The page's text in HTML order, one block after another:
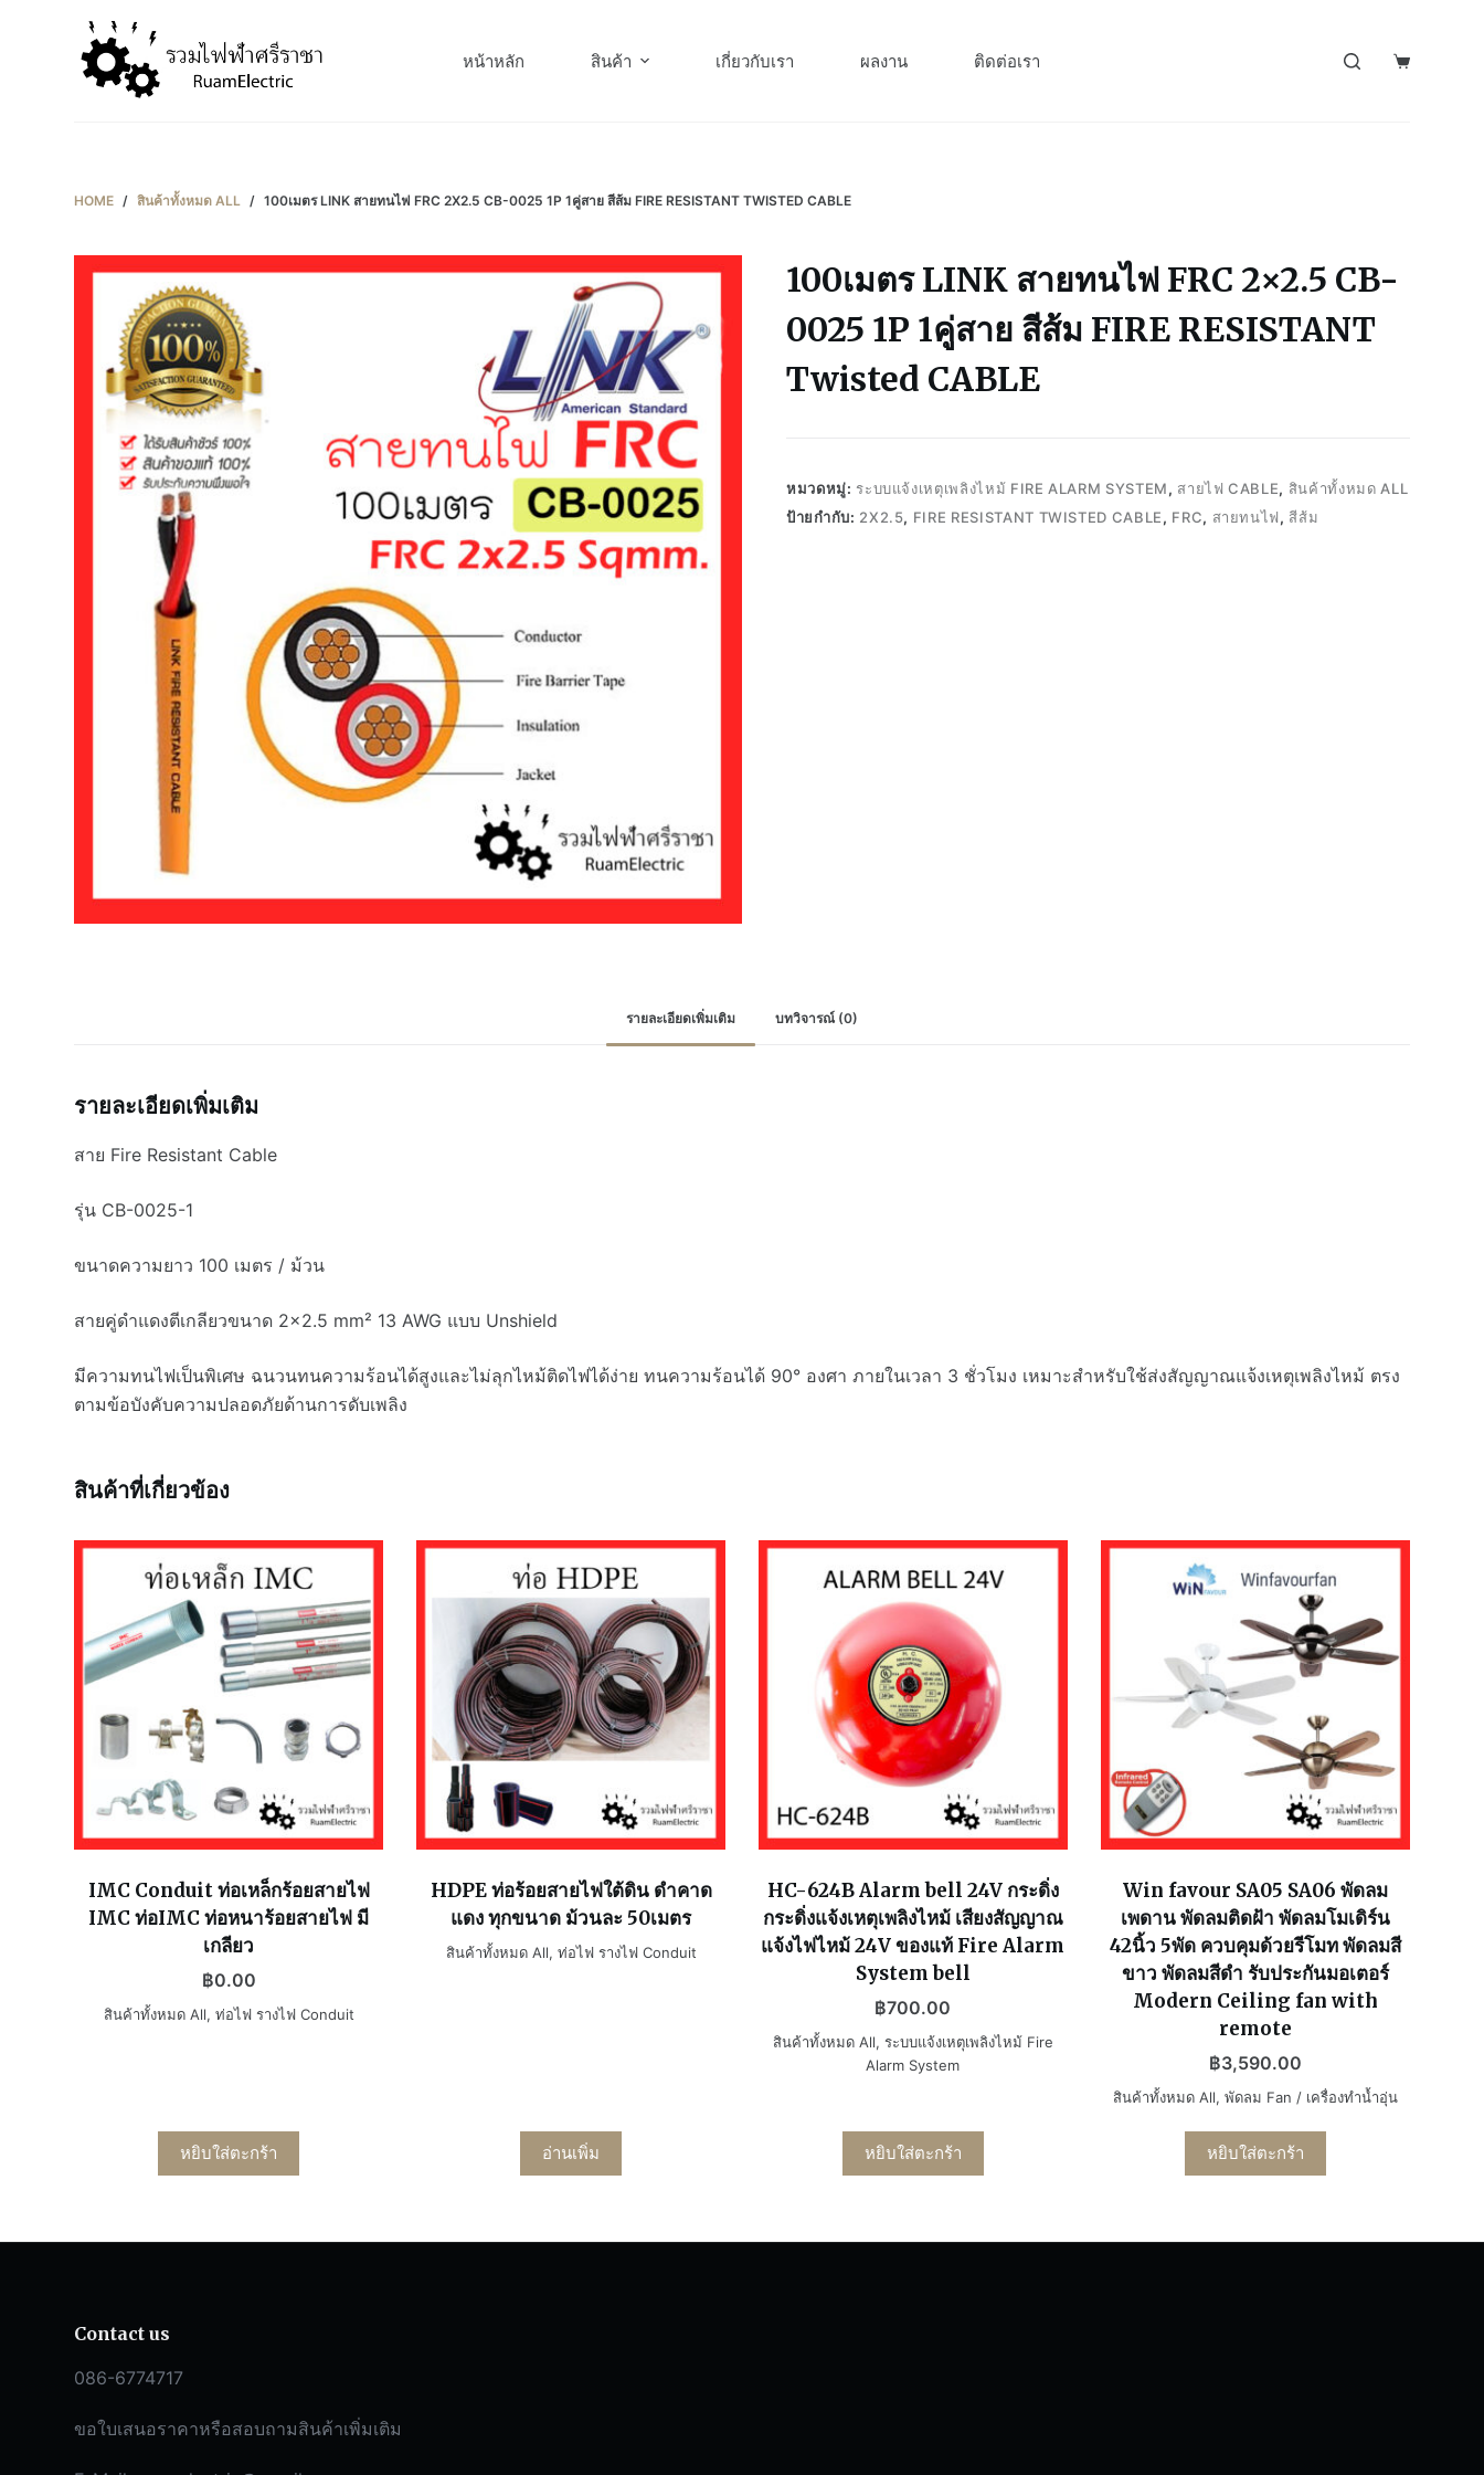
หน้าหลัก สินค้า เกี่ยวกับเรา ผลงาน ติดต่อเรา
HOME / สินค้าทั้งหมด ALL / 100เมตร LINK สายทนไฟ FRC 2X2.5 CB-0025 1P 1คู่สาย สีส้ม FIRE RESISTANT TWISTED CABLE
100เมตร LINK สายทนไฟ FRC 2×2.5 CB-
0025 1P 1คู่สาย สีส้ม FIRE RESISTANT
Twisted CABLE
หมวดหมู่: ระบบแจ้งเหตุเพลิงไหม้ FIRE ALARM SYSTEM, สายไฟ CABLE, สินค้าทั้งหมด ALL
ป้ายกำกับ: 2X2.5, FIRE RESISTANT TWISTED CABLE, FRC, สายทนไฟ, สีส้ม
รายละเอียดเพิ่มเติม บทวิจารณ์ (0)
รายละเอียดเพิ่มเติม
สาย Fire Resistant Cable
รุ่น CB-0025-1
ขนาดความยาว 100 เมตร / ม้วน
สายคู่ดำแดงตีเกลียวขนาด 2×2.5 mm² 13 AWG แบบ Unshield
มีความทนไฟเป็นพิเศษ ฉนวนทนความร้อนได้สูงและไม่ลุกไหม้ติดไฟได้ง่าย ทนความร้อนได้ 90° องศา ภายในเวลา 3 ชั่วโมง เหมาะสำหรับใช้ส่งสัญญาณแจ้งเหตุเพลิงไหม้ ตรง
ตามข้อบังคับความปลอดภัยด้านการดับเพลิง
สินค้าที่เกี่ยวข้อง
IMC Conduit ท่อเหล็กร้อยสายไฟ
IMC ท่อIMC ท่อหนาร้อยสายไฟ มี
เกลียว
฿0.00
สินค้าทั้งหมด All, ท่อไฟ รางไฟ Conduit
หยิบใส่ตะกร้า
HDPE ท่อร้อยสายไฟใต้ดิน ดำคาด
แดง ทุกขนาด ม้วนละ 50เมตร
สินค้าทั้งหมด All, ท่อไฟ รางไฟ Conduit
อ่านเพิ่ม
HC-624B Alarm bell 24V กระดิ่ง
กระดิ่งแจ้งเหตุเพลิงไหม้ เสียงสัญญาณ
แจ้งไฟไหม้ 24V ของแท้ Fire Alarm
System bell
฿700.00
สินค้าทั้งหมด All, ระบบแจ้งเหตุเพลิงไหม้ Fire
Alarm System
หยิบใส่ตะกร้า
Win favour SA05 SA06 พัดลม
เพดาน พัดลมติดฝ้า พัดลมโมเดิร์น
42นิ้ว 5พัด ควบคุมด้วยรีโมท พัดลมสี
ขาว พัดลมสีดำ รับประกันมอเตอร์
Modern Ceiling fan with
remote
฿3,590.00
สินค้าทั้งหมด All, พัดลม Fan / เครื่องทำน้ำอุ่น
หยิบใส่ตะกร้า
Contact us
086-6774717
ขอใบเสนอราคาหรือสอบถามสินค้าเพิ่มเติม